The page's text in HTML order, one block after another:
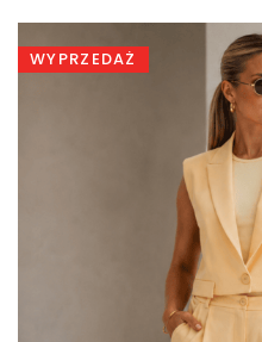
449,00 zł.299,00 zł.
WYPRZEDAŻ